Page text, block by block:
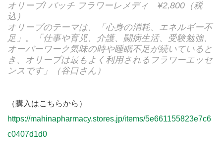
オリーブ/ バッチ フラワーレメディ ¥2,800（税
込）
オリーブのテーマは、「心身の消耗、エネルギー不
足」。「仕事や育児、介護、闘病生活、受験勉強、
オーバーワーク気味の時や睡眠不足が続いていると
き、オリーブは最もよく利用されるフラワーエッセ
ンスです」（谷口さん）
（購入はこちらから）
https://mahinapharmacy.stores.jp/items/5e661155823e7c6
c0407d1d0